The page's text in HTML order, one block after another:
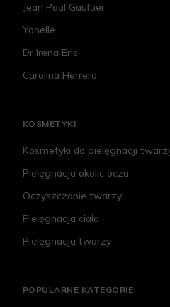
Jean Paul Gaultier
Yonelle
Dr Irena Eris
Carolina Herrera
KOSMETYKI
Kosmetyki do pielęgnacji
Pielęgnacja okolic oczu
Oczyszczanie twarzy
Pielęgnacja ciała
Pielęgnacja twarzy
POPULARNE KATEGORIE